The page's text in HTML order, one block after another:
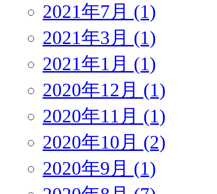
2021年7月 (1)
2021年3月 (1)
2021年1月 (1)
2020年12月 (1)
2020年11月 (1)
2020年10月 (2)
2020年9月 (1)